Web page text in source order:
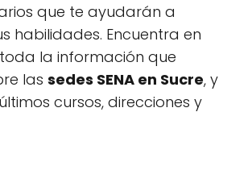
que te ayudarán a
habilidades. Encuentra en
la información que
las sedes SENA en Sucre, y
cursos, direcciones y